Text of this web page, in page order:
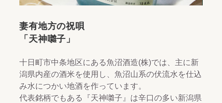
妻有地方の祝唄
「天神囃子」
十日町市中条地区にある魚沼酒造(株)では、主に新
潟県内産の酒米を使用し、魚沼山系の伏流水を仕込
み水につかい地酒を作っています。
代表銘柄でもある『天神囃子』は辛口の多い新潟県